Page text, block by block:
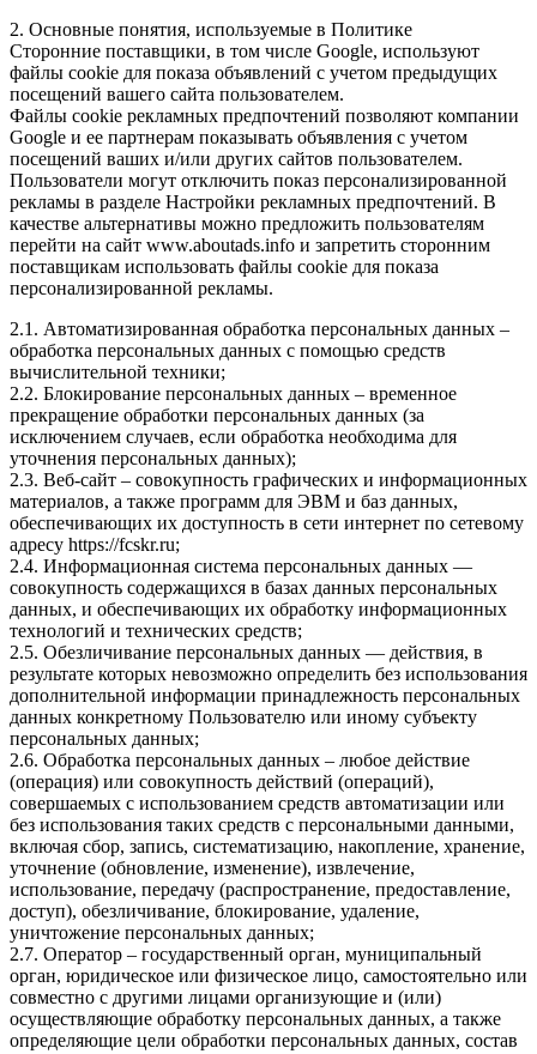
2. Основные понятия, используемые в Политике
Сторонние поставщики, в том числе Google, используют
файлы cookie для показа объявлений с учетом предыдущих
посещений вашего сайта пользователем.
Файлы cookie рекламных предпочтений позволяют компании
Google и ее партнерам показывать объявления с учетом
посещений ваших и/или других сайтов пользователем.
Пользователи могут отключить показ персонализированной
рекламы в разделе Настройки рекламных предпочтений. В
качестве альтернативы можно предложить пользователям
перейти на сайт www.aboutads.info и запретить сторонним
поставщикам использовать файлы cookie для показа
персонализированной рекламы.
2.1. Автоматизированная обработка персональных данных –
обработка персональных данных с помощью средств
вычислительной техники;
2.2. Блокирование персональных данных – временное
прекращение обработки персональных данных (за
исключением случаев, если обработка необходима для
уточнения персональных данных);
2.3. Веб-сайт – совокупность графических и информационных
материалов, а также программ для ЭВМ и баз данных,
обеспечивающих их доступность в сети интернет по сетевому
адресу https://fcskr.ru;
2.4. Информационная система персональных данных —
совокупность содержащихся в базах данных персональных
данных, и обеспечивающих их обработку информационных
технологий и технических средств;
2.5. Обезличивание персональных данных — действия, в
результате которых невозможно определить без использования
дополнительной информации принадлежность персональных
данных конкретному Пользователю или иному субъекту
персональных данных;
2.6. Обработка персональных данных – любое действие
(операция) или совокупность действий (операций),
совершаемых с использованием средств автоматизации или
без использования таких средств с персональными данными,
включая сбор, запись, систематизацию, накопление, хранение,
уточнение (обновление, изменение), извлечение,
использование, передачу (распространение, предоставление,
доступ), обезличивание, блокирование, удаление,
уничтожение персональных данных;
2.7. Оператор – государственный орган, муниципальный
орган, юридическое или физическое лицо, самостоятельно или
совместно с другими лицами организующие и (или)
осуществляющие обработку персональных данных, а также
определяющие цели обработки персональных данных, состав